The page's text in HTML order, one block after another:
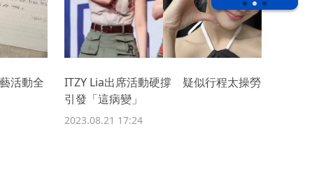
活動全
ITZY Lia出席活動硬撐 疑似行程太操勞
引發「這病變」
2023.08.21 17:24